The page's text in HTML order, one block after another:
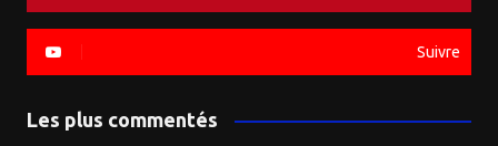
Suivre
Les plus commentés